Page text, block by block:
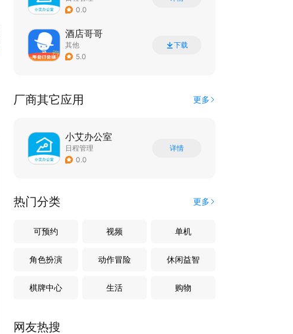
0.0
酒店哥哥
其他
5.0
下载
厂商其它应用 更多
小艾办公室
日程管理
0.0
详情
热门分类 更多
可预约 视频 单机
角色扮演 动作冒险 休闲益智
棋牌中心 生活 购物
网友热搜